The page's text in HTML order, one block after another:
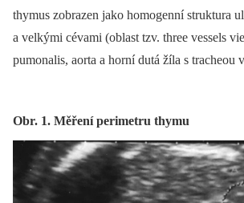
thymus zobrazen jako homogenní struktura
a velkými cévami (oblast tzv. three vessels
pumonalis, aorta a horní dutá žíla s tracheou
Obr. 1. Měření perimetru thymu